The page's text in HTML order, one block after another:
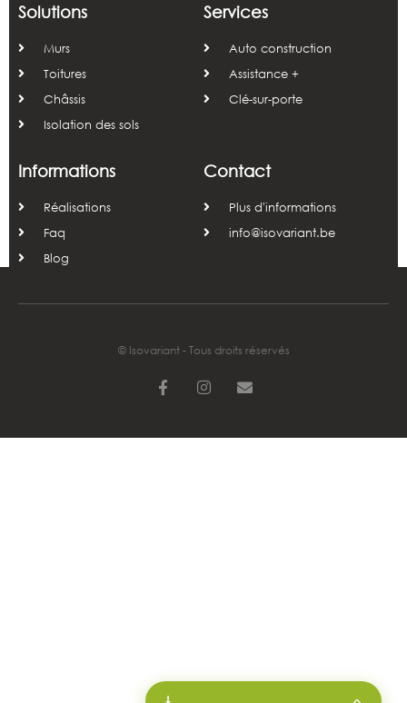
Solutions
Murs
Toitures
Châssis
Isolation des sols
Services
Auto construction
Assistance +
Clé-sur-porte
Informations
Réalisations
Faq
Blog
Contact
Plus d'informations
info@isovariant.be
© Isovariant - Tous droits réservés